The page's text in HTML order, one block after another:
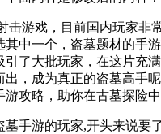
击游戏，目前国内玩家非
其中一个，盗墓题材的手
引了大批玩家，在这片充
出，成为真正的盗墓高手
攻略，助你在古墓探险中
墓手游的玩家,开头来说要